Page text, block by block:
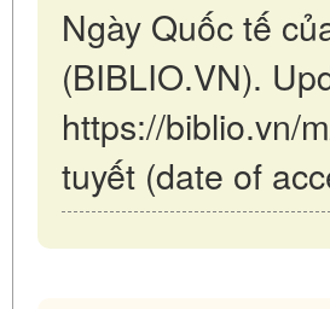
Ngày Quốc tế
(BIBLIO.VN).
https://biblio.vn/
tuyết (date of